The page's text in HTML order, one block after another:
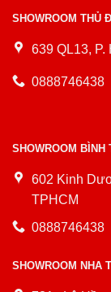
SHOWROOM THỦ
639 QL13,
0888746438
SHOWROOM BÌNH
602 Kinh
TPHCM
0888746438
SHOWROOM NHA